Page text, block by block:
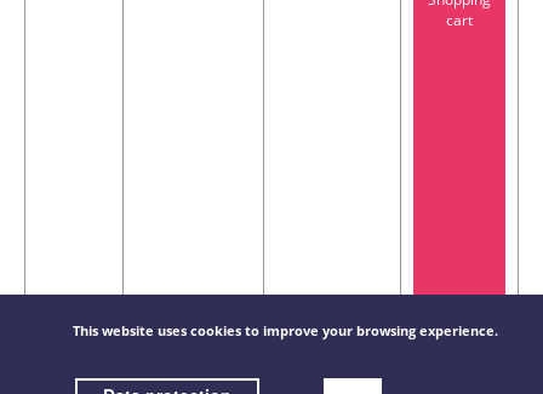
GE120-
Rectangular
bar grill
€
-
This website uses cookies to improve your browsing experience.